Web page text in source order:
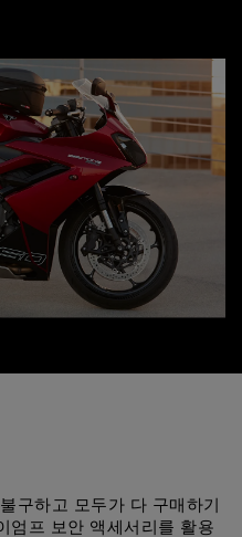
구하고 모두가 다 구매하기
엄프 보안 액세서리를 활용